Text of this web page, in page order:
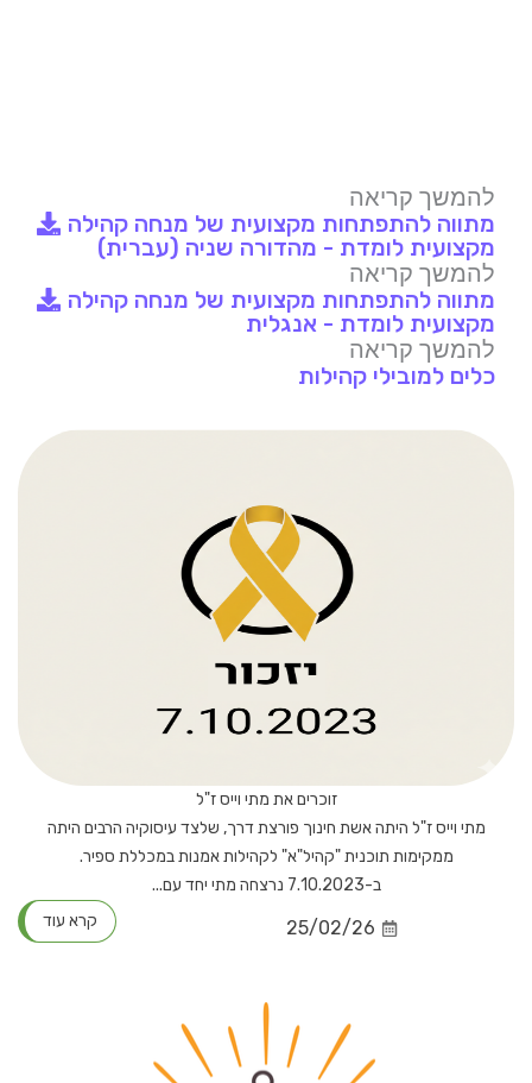
להמשך קריאה
מתווה להתפתחות מקצועית של מנחה קהילה
מקצועית לומדת - מהדורה שניה (עברית)
להמשך קריאה
מתווה להתפתחות מקצועית של מנחה קהילה
מקצועית לומדת - אנגלית
להמשך קריאה
כלים למובילי קהילות
זוכרים את מתי וייס ז"ל
מתי וייס ז"ל היתה אשת חינוך פורצת דרך, שלצד עיסוקיה הרבים היתה
ממקימות תוכנית "קהיל"א" לקהילות אמנות במכללת ספיר.
ב-7.10.2023 נרצחה מתי יחד עם...
25/02/26 קרא עוד